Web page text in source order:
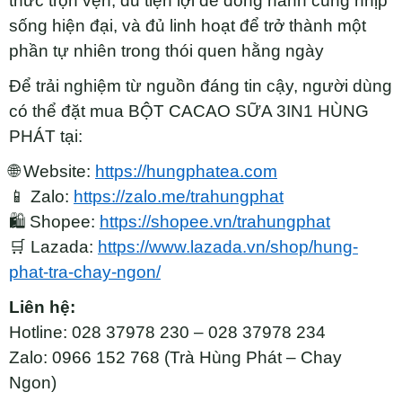
sống hiện đại, và đủ linh hoạt để trở thành một
phần tự nhiên trong thói quen hằng ngày
Để trải nghiệm từ nguồn đáng tin cậy, người dùng
có thể đặt mua BỘT CACAO SỮA 3IN1 HÙNG
PHÁT tại:
🌐 Website: https://hungphatea.com
📱 Zalo: https://zalo.me/trahungphat
🛍 Shopee: https://shopee.vn/trahungphat
🛒 Lazada: https://www.lazada.vn/shop/hung-
phat-tra-chay-ngon/
Liên hệ:
Hotline: 028 37978 230 – 028 37978 234
Zalo: 0966 152 768 (Trà Hùng Phát – Chay
Ngon)